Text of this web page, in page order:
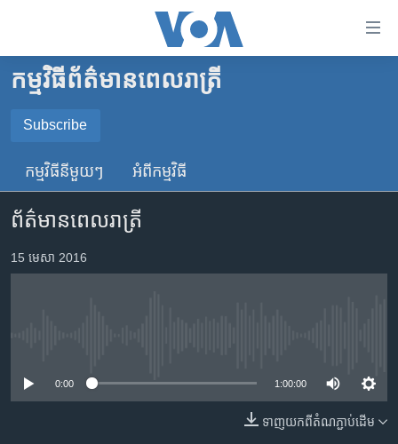
គេហទំព័រ​
ទាក់ទង
រំលង​
ទំព័រ​
ព័ត៌មាន​​
តែ​
ម្តង
រចនា
កម្ពុជា
អន្តរជាតិ
ចិន
ហេឡូវីអូអេ
កម្ពុជាច្នៃប្រតិដ្ឋ
កម្មវិធីទាំងអស់
កម្មវិធី​ព័ត៌មាន​ពេលរាត្រី
Subscribe
SUBSCRIBE
YouTube Music
កម្មវិធី​នីមួយៗ អំពី​កម្មវិធី​
ព័ត៌មានពេលរាត្រី
15 មេសា 2016
0:00 1:00:00
ទាញ​យក​ពី​តំណភ្ជាប់​ដើម